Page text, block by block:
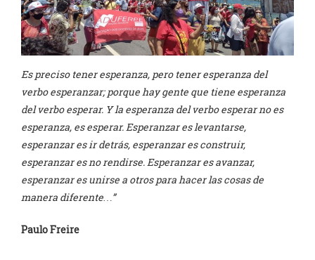
Es preciso tener esperanza, pero tener esperanza del
verbo esperanzar; porque hay gente que tiene esperanza
del verbo esperar. Y la esperanza del verbo esperar no es
esperanza, es esperar. Esperanzar es levantarse,
esperanzar es ir detrás, esperanzar es construir,
esperanzar es no rendirse. Esperanzar es avanzar,
esperanzar es unirse a otros para hacer las cosas de
manera diferente…”
Paulo Freire